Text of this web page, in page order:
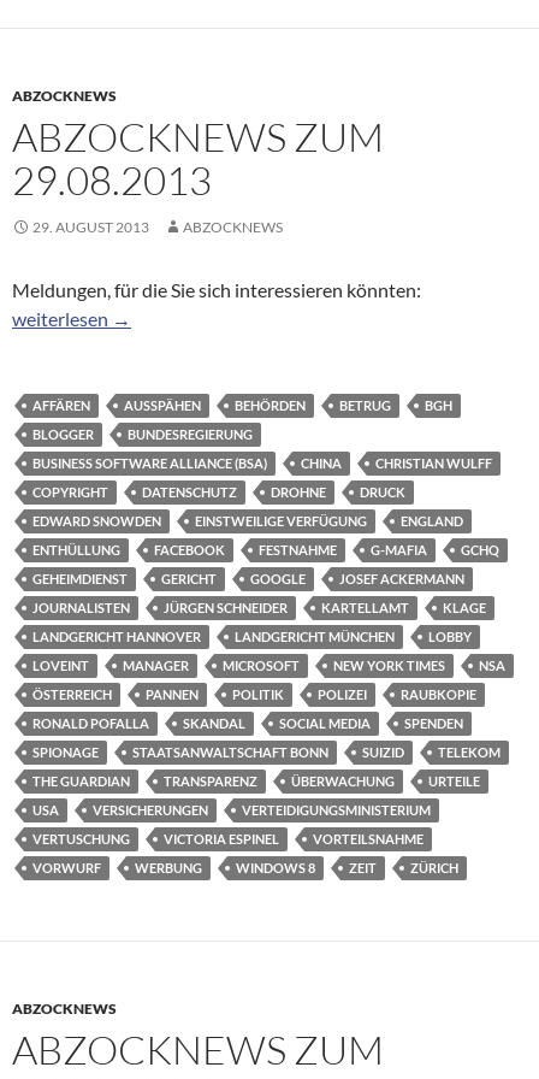
ABZOCKNEWS
ABZOCKNEWS ZUM
29.08.2013
29. AUGUST 2013 ABZOCKNEWS
Meldungen, für die Sie sich interessieren könnten:
Abzocknews zum 29.08.2013
weiterlesen →
AFFÄREN AUSSPÄHEN BEHÖRDEN BETRUG
BGH
BLOGGER
BUNDESREGIERUNG
BUSINESS SOFTWARE ALLIANCE (BSA)
CHINA
CHRISTIAN WULFF
COPYRIGHT
DATENSCHUTZ DROHNE
DRUCK
EDWARD SNOWDEN
EINSTWEILIGE VERFÜGUNG
ENGLAND
ENTHÜLLUNG
FACEBOOK FESTNAHME G-MAFIA
GCHQ
GEHEIMDIENST
GERICHT GOOGLE
JOSEF ACKERMANN
JOURNALISTEN
JÜRGEN SCHNEIDER KARTELLAMT
KLAGE
LANDGERICHT HANNOVER
LANDGERICHT MÜNCHEN
LOBBY
LOVEINT
MANAGER MICROSOFT NEW YORK TIMES
NSA
ÖSTERREICH
PANNEN POLITIK POLIZEI
RAUBKOPIE
RONALD POFALLA
SKANDAL SOCIAL MEDIA
SPENDEN
SPIONAGE
STAATSANWALTSCHAFT BONN SUIZID
TELEKOM
THE GUARDIAN
TRANSPARENZ ÜBERWACHUNG
URTEILE
USA
VERSICHERUNGEN
VERTEIDIGUNGSMINISTERIUM
VERTUSCHUNG
VICTORIA ESPINEL
VORTEILSNAHME
VORWURF
WERBUNG WINDOWS 8 ZEIT ZÜRICH
ABZOCKNEWS
ABZOCKNEWS ZUM